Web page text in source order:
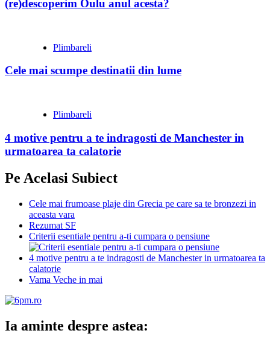
(re)descoperim Oulu anul acesta?
Plimbareli
Cele mai scumpe destinatii din lume
Plimbareli
4 motive pentru a te indragosti de Manchester in
urmatoarea ta calatorie
Pe Acelasi Subiect
Cele mai frumoase plaje din Grecia pe care sa te bronzezi in
aceasta vara
Rezumat SF
Criterii esentiale pentru a-ti cumpara o pensiune
4 motive pentru a te indragosti de Manchester in urmatoarea ta
calatorie
Vama Veche in mai
Ia aminte despre astea: